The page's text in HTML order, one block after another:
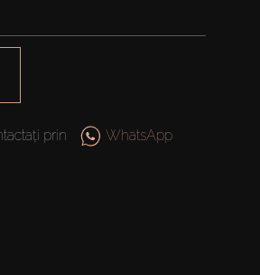
prin WhatsApp